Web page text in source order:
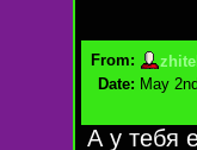
From:
Date: May
А у тебя